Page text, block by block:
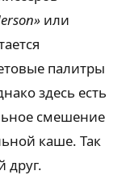
или
палитры
здесь есть
смешение
каше. Так
друг.